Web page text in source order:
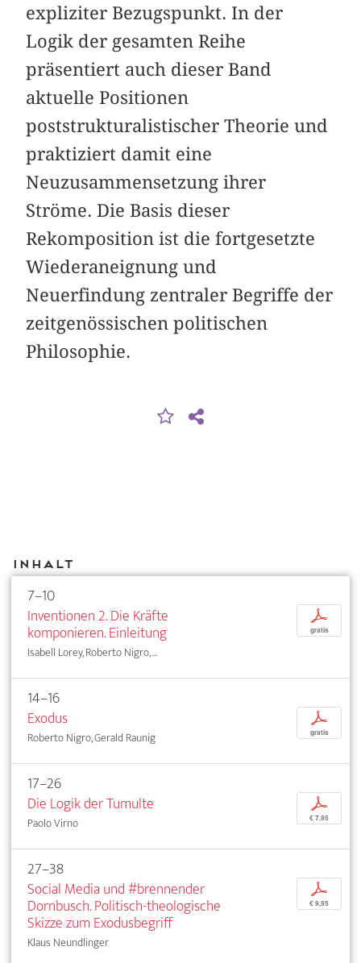
expliziter Bezugspunkt. In der
Logik der gesamten Reihe
präsentiert auch dieser Band
aktuelle Positionen
poststrukturalistischer Theorie und
praktiziert damit eine
Neuzusammensetzung ihrer
Ströme. Die Basis dieser
Rekomposition ist die fortgesetzte
Wiederaneignung und
Neuerfindung zentraler Begriffe der
zeitgenössischen politischen
Philosophie.
Inhalt
7–10
Inventionen 2. Die Kräfte
komponieren. Einleitung
Isabell Lorey, Roberto Nigro, ...
p
gratis
14–16
Exodus
Roberto Nigro, Gerald Raunig
p
gratis
17–26
Die Logik der Tumulte
Paolo Virno
p
€ 7,95
27–38
Social Media und #brennender
Dornbusch. Politisch-theologische
Skizze zum Exodusbegriff
Klaus Neundlinger
p
€ 9,95